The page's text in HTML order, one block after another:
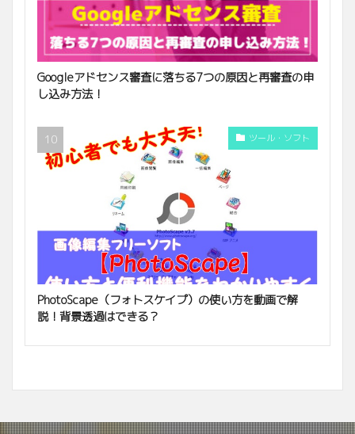
Googleアドセンス審査に落ちる7つの原因と再審査の申
し込み方法！
ツール・ソフト
PhotoScape（フォトスケイプ）の使い方を動画で解
説！背景透過はできる？